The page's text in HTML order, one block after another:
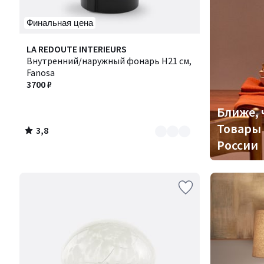
Финальная цена
LA REDOUTE INTERIEURS
Внутренний/наружный фонарь H21 см,
Fanosa
3700 ₽
3,8
/ 5
Количество
цветов:
2
3,8
/
Ближе,
Товары
России